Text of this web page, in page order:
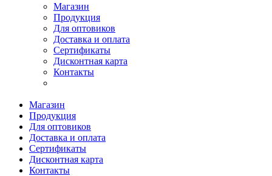
Магазин
Продукция
Для оптовиков
Доставка и оплата
Сертификаты
Дисконтная карта
Контакты
Магазин
Продукция
Для оптовиков
Доставка и оплата
Сертификаты
Дисконтная карта
Контакты